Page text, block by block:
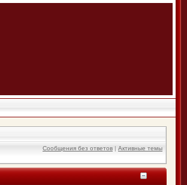
Сообщения без ответов | Активные темы